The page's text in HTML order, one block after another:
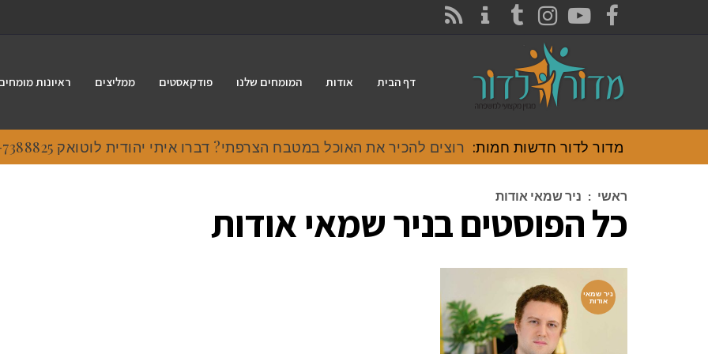
FACEBOOK
YOUTUBE
INSTAGRAM
TUMBLR
דף הבית אודות המומחים שלנו פודקאסטים ממליצים ראיונות
מדור לדור חדשות חמות: רוצים להכיר את האוכל במטבח הצרפתי? דברו איתי יהודית לוטואק 054-7388825.
ראשי : ניר שמאי אודות
כל הפוסטים בניר שמאי אודות
ניר שמאי
אודות